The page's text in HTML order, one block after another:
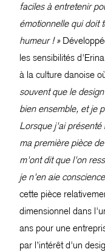
faciles à entretenir
émotionnelle qui doit
humeur ! »
les sensibilités
à la culture danoise
souvent que le
bien ensemble, et je
Lorsque j'ai
ma première pièce
m'ont dit que l'on
je n'en aie
cette pièce
dimensionnel dans
ans pour une
par l’intérêt d'un